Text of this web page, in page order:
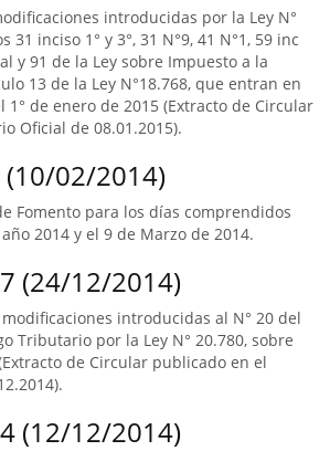
introducidas por la Ley N°
31 inciso 1° y 3°, 31 N°9, 41 N°1, 59 inc
y 91 de la Ley sobre Impuesto a la
13 de la Ley N°18.768, que entran en
1° de enero de 2015 (Extracto de Circular
Oficial de 08.01.2015).
(10/02/2014)
Fomento para los días comprendidos
2014 y el 9 de Marzo de 2014.
(24/12/2014)
introducidas al N° 20 del
Tributario por la Ley N° 20.780, sobre
de Circular publicado en el
(12/12/2014)